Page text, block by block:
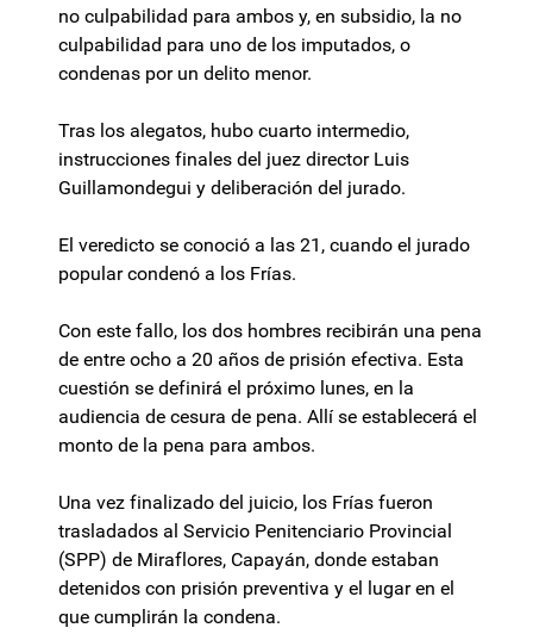
no culpabilidad para ambos y, en subsidio, la no
culpabilidad para uno de los imputados, o
condenas por un delito menor.
Tras los alegatos, hubo cuarto intermedio,
instrucciones finales del juez director Luis
Guillamondegui y deliberación del jurado.
El veredicto se conoció a las 21, cuando el jurado
popular condenó a los Frías.
Con este fallo, los dos hombres recibirán una pena
de entre ocho a 20 años de prisión efectiva. Esta
cuestión se definirá el próximo lunes, en la
audiencia de cesura de pena. Allí se establecerá el
monto de la pena para ambos.
Una vez finalizado del juicio, los Frías fueron
trasladados al Servicio Penitenciario Provincial
(SPP) de Miraflores, Capayán, donde estaban
detenidos con prisión preventiva y el lugar en el
que cumplirán la condena.